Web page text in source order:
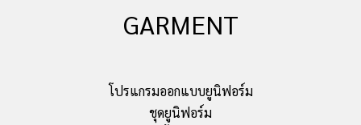
GARMENT
โปรแกรมออกแบบยูนิฟอร์ม
ชุดยูนิฟอร์ม